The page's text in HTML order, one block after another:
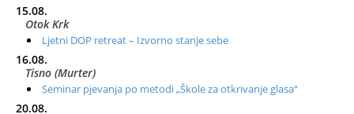
15.08.
Otok Krk
Ljetni DOP retreat – Izvorno stanje sebe
16.08.
Tisno (Murter)
Seminar pjevanja po metodi „Škole za otkrivanje glasa“
20.08.